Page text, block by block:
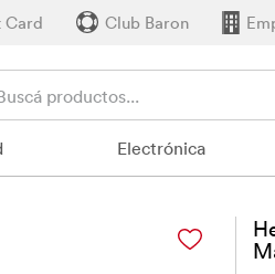
Club Baron
Card
Electrónica